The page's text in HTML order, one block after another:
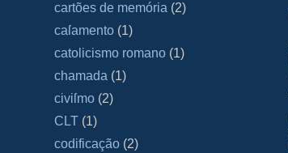
cartões de memória (2)
caſamento (1)
catolicismo romano (1)
chamada (1)
civiſmo (2)
CLT (1)
codificação (2)